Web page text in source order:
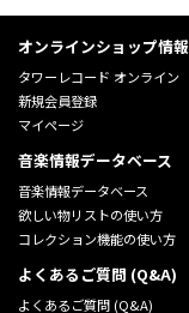
オンラインショップ情報
タワーレコード オンライン
新規会員登録
マイページ
音楽情報データベース
音楽情報データベース
欲しい物リストの使い方
コレクション機能の使い方
よくあるご質問 (Q&A)
よくあるご質問 (Q&A)